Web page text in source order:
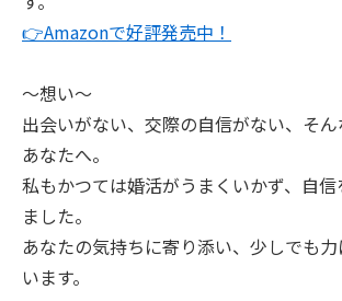
👉Amazonで好評発売中！
～想い～
出会いがない、交際の自信がない、そ
あなたへ。
私もかつては婚活がうまくいかず、自
ました。
あなたの気持ちに寄り添い、少しでも
います。